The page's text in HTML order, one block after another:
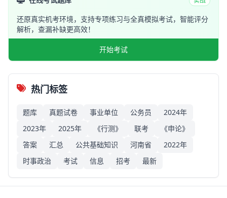
还原真实机考环境，支持专项练习与全真模拟考试，智能评分
解析，查漏补缺更高效！
开始考试
热门标签
题库 真题试卷 事业单位 公务员
2024年
2023年
2025年 《行测》 联考
《申论》
答案
汇总 公共基础知识 河南省
2022年
时事政治
考试 信息 招考 最新